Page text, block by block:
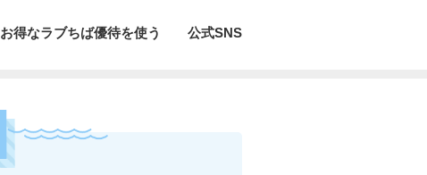
お得なラブちば優待を使う 公式SNS